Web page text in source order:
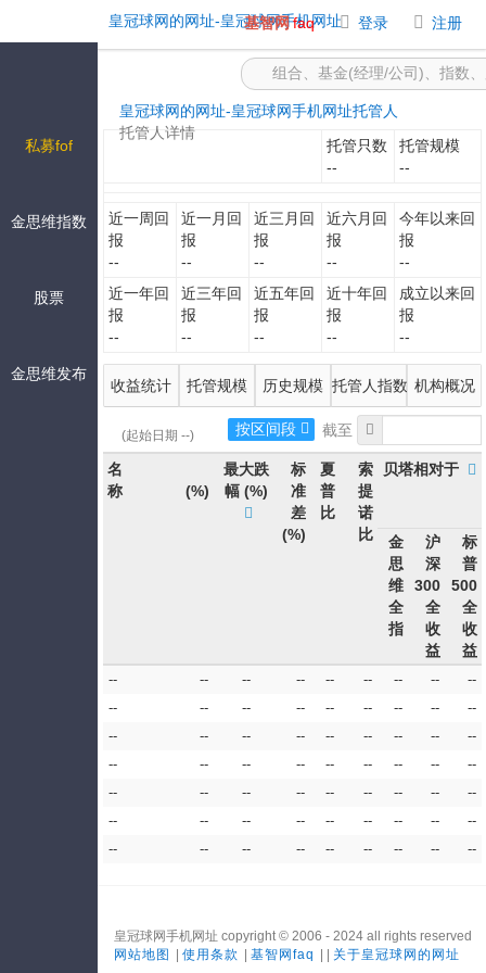
-皇冠球网的网址
私募fof
金思维指数
股票
金思维发布
皇冠球网的网址-皇冠球网手机网址
基智网faq 登录 注册
皇冠球网的网址-皇冠球网手机网址托管人
托管人详情
托管只数
--
托管规模
--
近一周回
报
--
近一月回
报
--
近三月回
报
--
近六月回
报
--
今年以来回
报
--
近一年回
报
--
近三年回
报
--
近五年回
报
--
近十年回
报
--
成立以来回
报
--
收益统计 托管规模 历史规模 托管人指数 机构概况
(起始日期 --) 按区间段
名
称
(%)
最大跌
幅(%)
标
准
差
(%)
夏
普
比
索
提
诺
比
贝塔相对于
金
思
维
全
指
沪
深
300
全
收
益
标
普
500
全
收
益
-- -- -- -- -- -- -- --
--
--
-- -- -- -- -- -- --
--
--
-- -- -- -- -- -- --
--
--
-- -- -- -- -- -- --
--
--
-- -- -- -- -- -- --
--
--
-- -- -- -- -- -- --
--
--
-- -- -- -- -- -- -- --
皇冠球网手机网址 copyright © 2006 - 2024 all rights reserved
网站地图
使用条款 基智网faq 关于皇冠球网的网址